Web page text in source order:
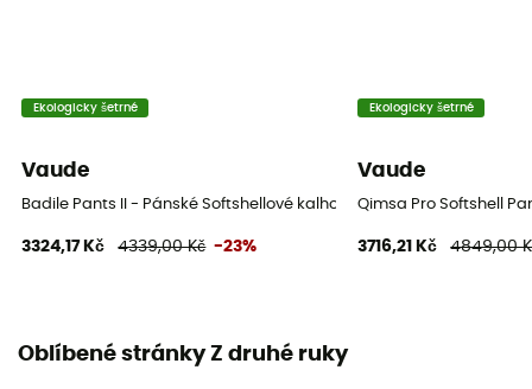
Ekologicky šetrné
Vaude
Badile Pants II - Pánské Softshellové kalhoty
3324,17 Kč 4339,00 Kč -23%
Ekologicky šetrné
Vaude
Qimsa Pro Softshell
3716,21 Kč 4849,00
Oblíbené stránky Z druhé ruky